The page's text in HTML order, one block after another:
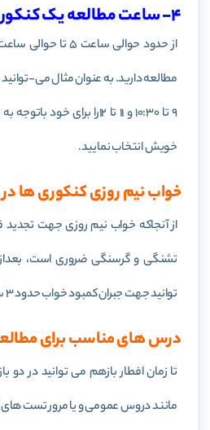
4- ساعت مطالعه یک کنکوری در ماه رمضان :
9 تا 10:30 و 11 تا 12را برای
خویش انتخاب نمایید.
خواب نیم روزی کنکوری ها
از آنجاکه خواب نیم روزی جهت
تشنگی و گرسنگی ضروری است،
توانید جهت جبران کمبود خواب حدود 3 ساعت بخوابید.
درس های مناسب برای
مانند دروس عمومی و یا مرور تست های